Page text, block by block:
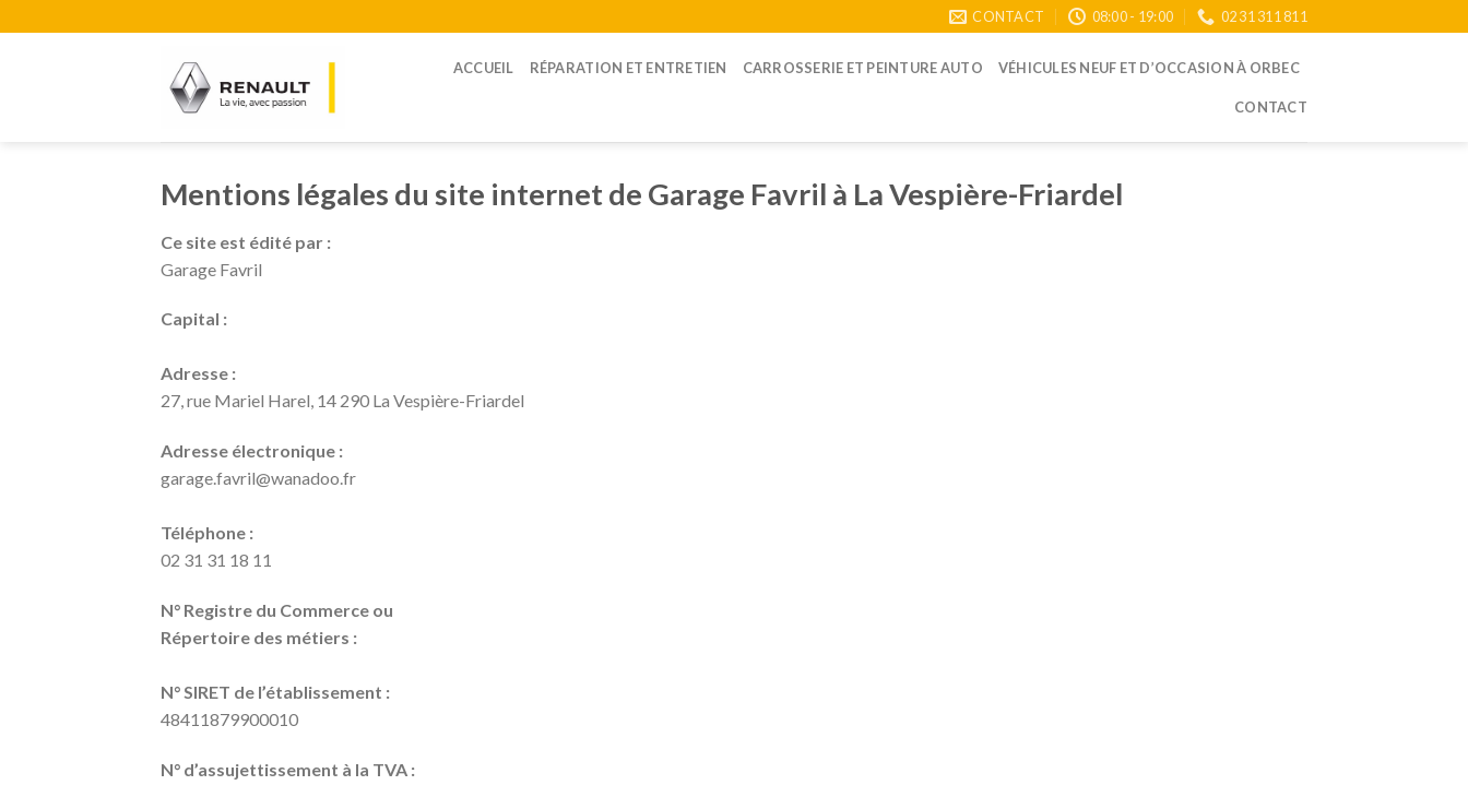
to
CONTACT 08:00 - 19:00 02 31 311 811
ACCUEIL RÉPARATION ET ENTRETIEN CARROSSERIE ET PEINTURE AUTO VÉHICULES NEUF ET D’OCCASION À ORBEC
CONTACT
Mentions légales du site internet de Garage Favril à La Vespière-Friardel
Ce site est édité par :
Garage Favril
Capital :
Adresse :
27, rue Mariel Harel, 14 290 La Vespière-Friardel
Adresse électronique :
garage.favril@wanadoo.fr
Téléphone :
02 31 31 18 11
N° Registre du Commerce ou
Répertoire des métiers :
N° SIRET de l’établissement :
48411879900010
N° d’assujettissement à la TVA :